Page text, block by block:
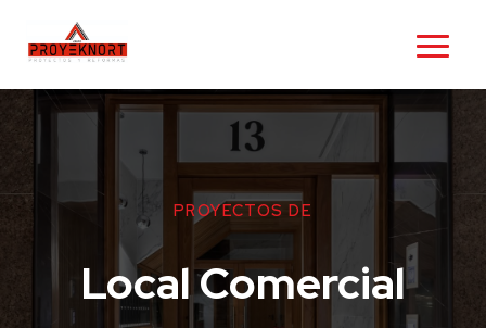
PROYECTOS DE
Local Comercial